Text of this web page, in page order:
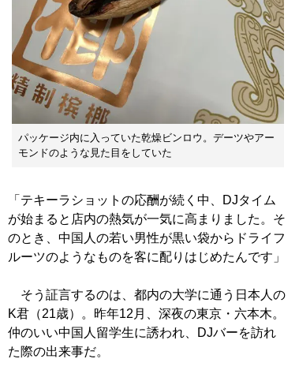
パッケージ内に入っていた乾燥ビンロウ。デーツやアー
モンドのような見た目をしていた
「テキーラショットの応酬が続く中、DJタイム
が始まると店内の熱気が一気に高まりました。そ
のとき、中国人の若い男性が黒い袋からドライフ
ルーツのようなものを客に配りはじめたんです」
そう証言するのは、都内の大学に通う日本人の
K君（21歳）。昨年12月、深夜の東京・六本木。
仲のいい中国人留学生に誘われ、DJバーを訪れ
た際の出来事だ。